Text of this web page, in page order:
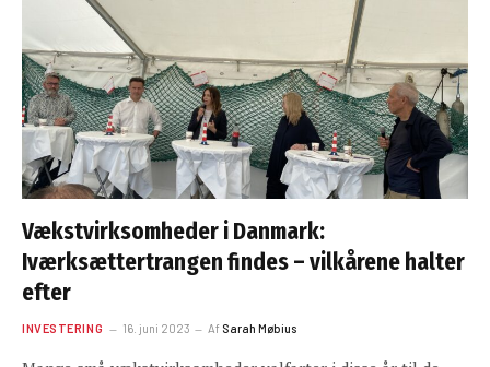
Vækstvirksomheder i Danmark:
Iværksættertrangen findes – vilkårene halter
efter
INVESTERING 16. juni 2023 Af Sarah Møbius